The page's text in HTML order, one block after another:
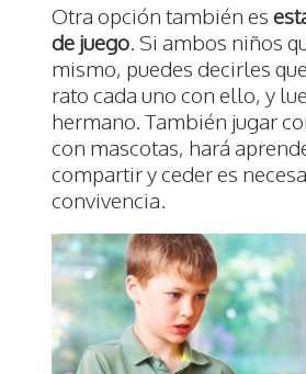
Otra opción también es
de juego. Si ambos niños
mismo, puedes decirles
rato cada uno con ello, y
hermano. También jugar
con mascotas, hará
compartir y ceder es
convivencia.